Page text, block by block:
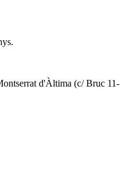
d'Àltima (c/ Bruc 11-